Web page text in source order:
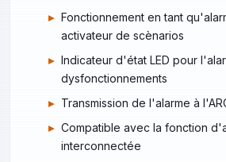
Fonctionnement en tant
activateur de scènarios
Indicateur d'état LED pour
dysfonctionnements
Transmission de l'alarme à
Compatible avec la fonction
interconnectée